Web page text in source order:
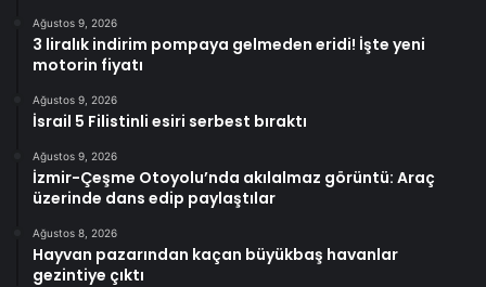
Ağustos 9, 2026
3 liralık indirim pompaya gelmeden eridi! İşte yeni
motorin fiyatı
Ağustos 9, 2026
İsrail 5 Filistinli esiri serbest bıraktı
Ağustos 9, 2026
İzmir-Çeşme Otoyolu’nda akılalmaz görüntü: Araç
üzerinde dans edip paylaştılar
Ağustos 8, 2026
Hayvan pazarından kaçan büyükbaş havanlar
gezintiye çıktı